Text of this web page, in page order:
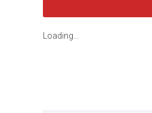
Loading...